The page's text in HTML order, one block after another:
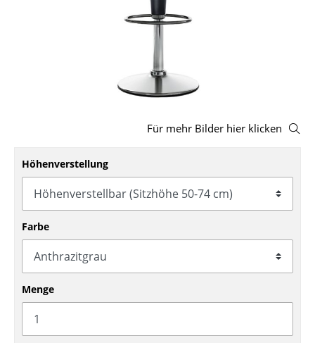
Schaukelstühle
Bürodrehstühle
Bürosessel
Einzelteile
... alle Sitzmöbel
Tische
Für mehr Bilder hier klicken
Höhenverstellung
Farbe
Menge